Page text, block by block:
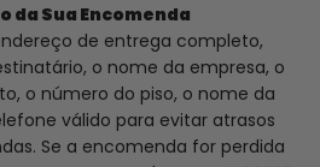
da Sua Encomenda
de entrega completo,
o nome da empresa, o
o número do piso, o nome da
válido para evitar atrasos
Se a encomenda for perdida